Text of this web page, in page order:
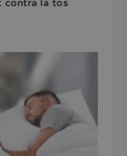
contra la tos